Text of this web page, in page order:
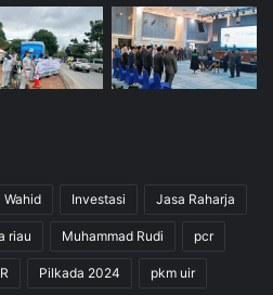
Wahid Investasi Jasa Raharja
riau Muhammad Rudi pcr
Pilkada 2024 pkm uir